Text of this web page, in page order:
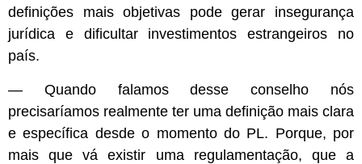
definições mais objetivas pode gerar insegurança
jurídica e dificultar investimentos estrangeiros no
país.
— Quando falamos desse conselho nós
precisaríamos realmente ter uma definição mais clara
e específica desde o momento do PL. Porque, por
mais que vá existir uma regulamentação, que a